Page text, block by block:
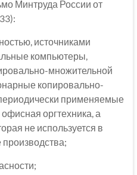
Минтруда России от
источниками
компьютеры,
множительной
копировально-
применяемые
оргтехника, а
не используется в